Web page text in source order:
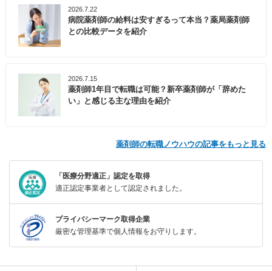
2026.7.22
病院薬剤師の給料は安すぎるって本当？薬局薬剤師
との比較データを紹介
2026.7.15
薬剤師1年目で転職は可能？新卒薬剤師が「辞めた
い」と感じる主な理由を紹介
薬剤師の転職ノウハウの記事をもっと見る
「医療分野適正」認定を取得
適正認定事業者として認定されました。
プライバシーマーク取得企業
厳密な管理基準で個人情報をお守りします。